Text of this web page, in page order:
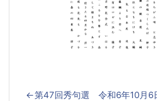
←第47回秀句選 令和6年10月6